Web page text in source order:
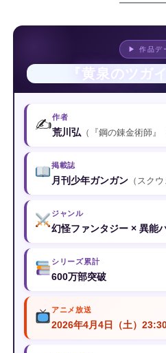
▶ 作品デ
『黄泉のツガ
✍️作者
荒川弘 （『鋼の錬金術師』
掲載誌
月刊少年ガンガン（スクウ
ジャンル
幻怪ファンタジー × 異能
シリーズ累計
600万部突破
アニメ放送
2026年4月4日（土）